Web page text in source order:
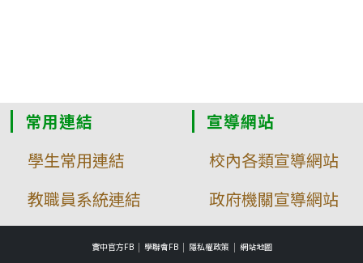
常用連結
學生常用連結
教職員系統連結
宣導網站
校內各類宣導網站
政府機關宣導網站
實中官方FB 學聯會FB 隱私權政策 網站地圖